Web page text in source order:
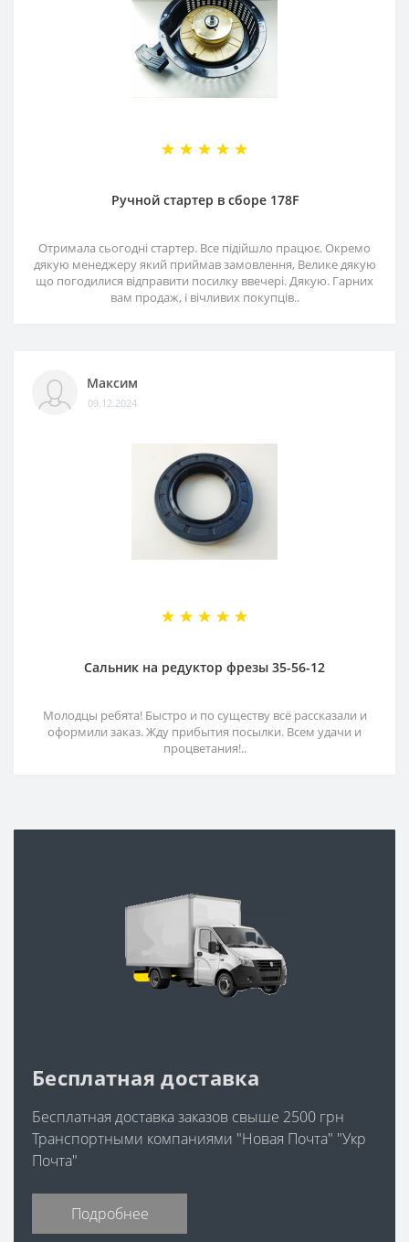
Ручной стартер в сборе 178F
Отримала сьогодні стартер. Все підійшло працює. Окремо
дякую менеджеру який приймав замовлення, Велике дякую
що погодилися відправити посилку ввечері. Дякую. Гарних
вам продаж, і вічливих покупців..
Максим
09.12.2024
Сальник на редуктор фрезы 35-56-12
Молодцы ребята! Быстро и по существу всё рассказали и
оформили заказ. Жду прибытия посылки. Всем удачи и
процветания!..
Бесплатная доставка
Бесплатная доставка заказов свыше 2500 грн
Транспортными компаниями "Новая Почта" "Укр
Почта"
Подробнее